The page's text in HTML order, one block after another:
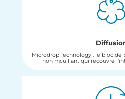
Microdrop Technology : le biocide
non mouillant qui recouvre